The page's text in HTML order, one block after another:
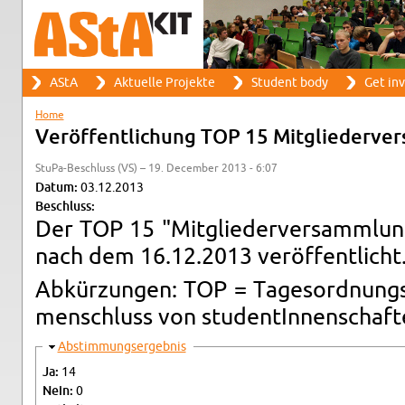
Search form
Search
Main menu
AStA Ak­tuelle Pro­jekte Stu­dent body Get
You are here
Home
Veröffentlichung TOP 15
StuPa-Beschluss (VS) – 19. De­cem­ber 2013 - 6:07
Datum: 03.12.2013
Beschluss:
Der TOP 15
nach dem 16.12.2013
Abkürzun­gen: TOP =
men­schluss von
Hide
Ab­stim­mungsergeb­nis
Ja: 14
Nein: 0